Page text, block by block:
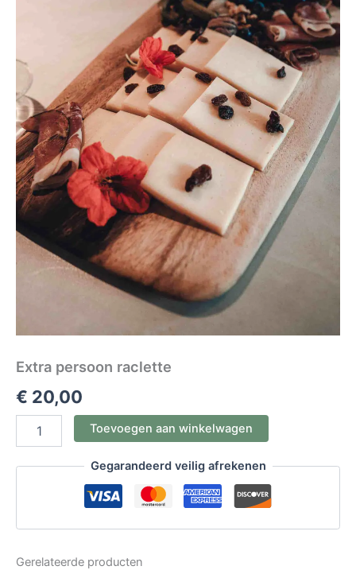
Extra persoon raclette
€ 20,00
Toevoegen aan winkelwagen
Gegarandeerd veilig afrekenen
Gerelateerde producten